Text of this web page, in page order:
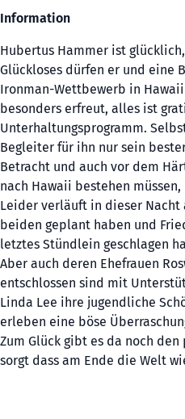
Information
Hubertus Hammer ist
Glückloses dürfen er und eine
Ironman-Wettbewerb in
besonders erfreut, alles ist
Unterhaltungsprogramm.
Begleiter für ihn nur sein
Betracht und auch vor dem
nach Hawaii bestehen
Leider verläuft in dieser Nacht
beiden geplant haben und
letztes Stündlein geschlagen
Aber auch deren Ehefrauen
entschlossen sind mit
Linda Lee ihre jugendliche
erleben eine böse
Zum Glück gibt es da noch
sorgt dass am Ende die Welt